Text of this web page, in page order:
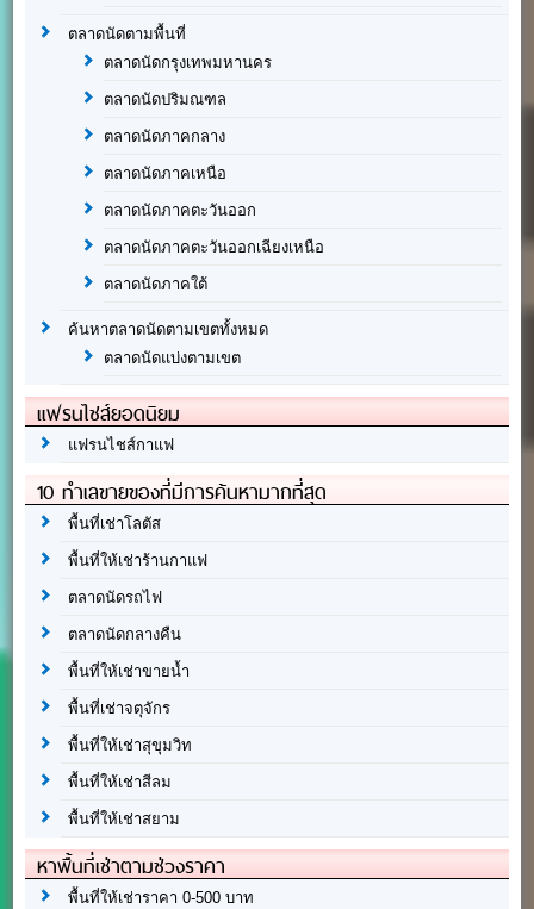
ตลาดนัดตามพื้นที่
ตลาดนัดกรุงเทพมหานคร
ตลาดนัดปริมณฑล
ตลาดนัดภาคกลาง
ตลาดนัดภาคเหนือ
ตลาดนัดภาคตะวันออก
ตลาดนัดภาคตะวันออกเฉียงเหนือ
ตลาดนัดภาคใต้
ค้นหาตลาดนัดตามเขตทั้งหมด
ตลาดนัดแบ่งตามเขต
แฟรนไชส์ยอดนิยม
แฟรนไชส์กาแฟ
10 ทำเลขายของที่มีการค้นหามากที่สุด
พื้นที่เช่าโลตัส
พื้นที่ให้เช่าร้านกาแฟ
ตลาดนัดรถไฟ
ตลาดนัดกลางคืน
พื้นที่ให้เช่าขายน้ำ
พื้นที่เช่าจตุจักร
พื้นที่ให้เช่าสุขุมวิท
พื้นที่ให้เช่าสีลม
พื้นที่ให้เช่าสยาม
หาพื้นที่เช่าตามช่วงราคา
พื้นที่ให้เช่าราคา 0-500 บาท